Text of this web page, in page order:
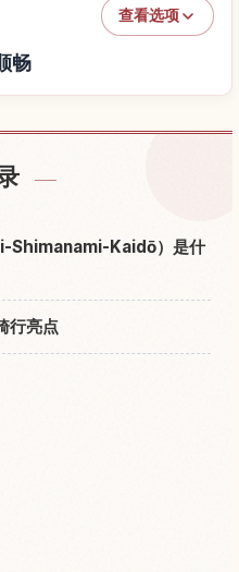
查看选项
畅
Shimanami-Kaidō）是什
行亮点